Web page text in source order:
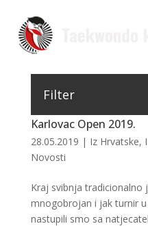
Karlovac Open 2019.
28.05.2019 | Iz Hrvatske,
Novosti
Kraj svibnja tradicionalno
mnogobrojan i jak turnir
nastupili smo sa
Filter